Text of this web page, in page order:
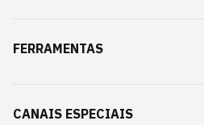
FERRAMENTAS
CANAIS ESPECIAIS